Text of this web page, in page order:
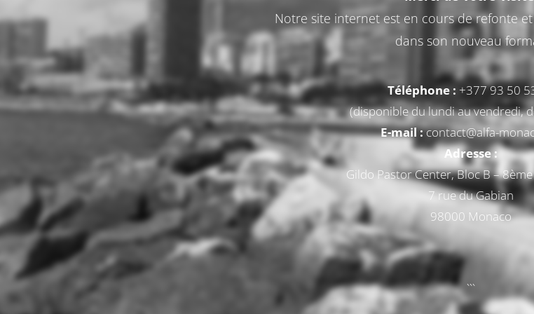
Notre site internet est en cours de refonte
dans son nouveau
Téléphone : +377 93 50
(disponible du lundi au vendredi,
E-mail :contact@alfa-
Adresse :
Gildo Pastor Center, Bloc B –
7 rue du Gabian
98000 Monaco
```